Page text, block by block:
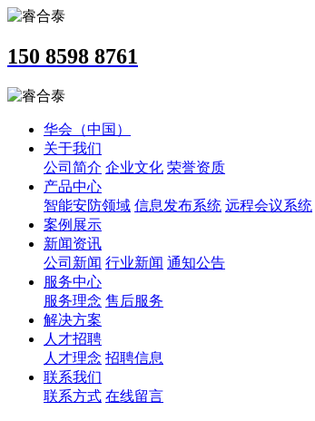
150 8598 8761
华会（中国）
关于我们
公司简介 企业文化 荣誉资质
产品中心
智能安防领域 信息发布系统 远程会议系统
案例展示
新闻资讯
公司新闻 行业新闻 通知公告
服务中心
服务理念 售后服务
解决方案
人才招聘
人才理念 招聘信息
联系我们
联系方式 在线留言